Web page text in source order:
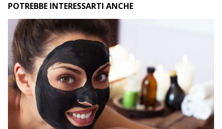
POTREBBE INTERESSARTI ANCHE